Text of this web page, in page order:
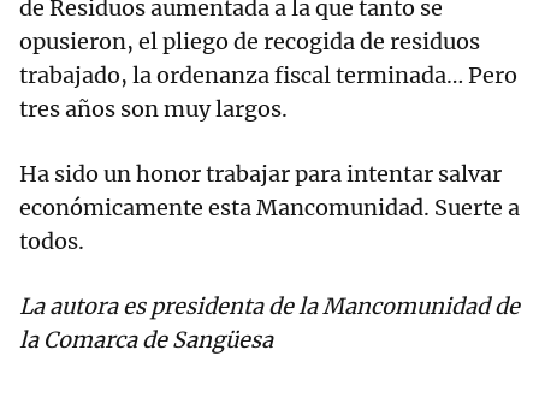
de Residuos aumentada a la que tanto se
opusieron, el pliego de recogida de residuos
trabajado, la ordenanza fiscal terminada… Pero
tres años son muy largos.
Ha sido un honor trabajar para intentar salvar
económicamente esta Mancomunidad. Suerte a
todos.
La autora es presidenta de la Mancomunidad de
la Comarca de Sangüesa